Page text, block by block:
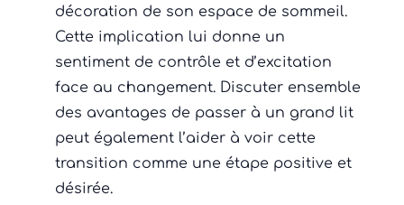
décoration de son espace de sommeil.
Cette implication lui donne un
sentiment de contrôle et d’excitation
face au changement. Discuter ensemble
des avantages de passer à un grand lit
peut également l’aider à voir cette
transition comme une étape positive et
désirée.